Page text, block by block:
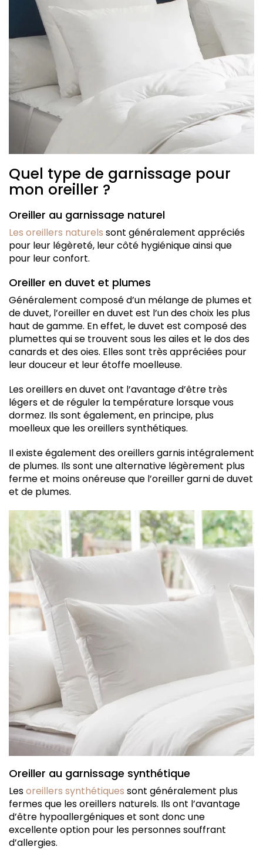
Quel type de garnissage pour
mon oreiller ?
Oreiller au garnissage naturel
Les oreillers naturels sont généralement appréciés
pour leur légèreté, leur côté hygiénique ainsi que
pour leur confort.
Oreiller en duvet et plumes
Généralement composé d’un mélange de plumes et
de duvet, l’oreiller en duvet est l’un des choix les plus
haut de gamme. En effet, le duvet est composé des
plumettes qui se trouvent sous les ailes et le dos des
canards et des oies. Elles sont très appréciées pour
leur douceur et leur étoffe moelleuse.
Les oreillers en duvet ont l’avantage d’être très
légers et de réguler la température lorsque vous
dormez. Ils sont également, en principe, plus
moelleux que les oreillers synthétiques.
Il existe également des oreillers garnis intégralement
de plumes. Ils sont une alternative légèrement plus
ferme et moins onéreuse que l’oreiller garni de duvet
et de plumes.
Oreiller au garnissage synthétique
Lesoreillers synthétiques sont généralement plus
fermes que les oreillers naturels. Ils ont l’avantage
d’être hypoallergéniques et sont donc une
excellente option pour les personnes souffrant
d’allergies.